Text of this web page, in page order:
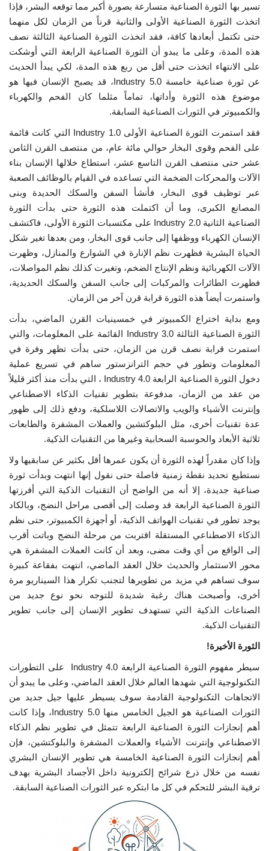
تسير بها الثورة الصناعية متسارعة بصورة أكبر مما توقعه البشر، فإذا
اتخذت الثورة الصناعية الأولى والثانية قرناً من الزمان لكل منهما
حتى تكتمل أبعادها كافة، فقد اتخذت الثورة الصناعية الثالثة نصف
هذه المدة، وعلى ما يبدو أن الثورة الصناعية الرابعة التي أوشكت
على الانتهاء اتخذت حتى أقل من ربع هذه المدة، لكي يبدأ الحديث
عن ثورة صناعية خامسة Industry 5.0، قد يصبح الإنسان فيها هو
موضوع هذه الثورة وأداتها، تماماً مثلما كان الفحم والكهرباء
والكمبيوتر في الثورات الصناعية السابقة.
فقد استمرت الثورة الصناعية الأولى Industry 1.0 التي كانت قائمة
على الفحم وقوى البخار حوالي مائة عام، من منتصف القرن الثامن
عشر حتى منتصف القرن التاسع عشر، استطاع خلالها الإنسان بناء
الآلات والمحركات الضخمة التي تساعده في القيام بالوظائف الصعبة
عبر توظيف قوى البخار، فأنشأ السفن والسكك الحديدة وبنى
المصانع الكبرى، وما أن اكتملت هذه الثورة حتى بدأت الثورة
الصناعية الثانية Industry 2.0 على مكتسبات الثورة الأولى، فاكتشف
الإنسان الكهرباء ووظفها إلى جانب قوى البخار، ومن بعدها تغير شكل
الحياة البشرية فظهرت نظم الإنارة في الشوارع والمنازل، وظهرت
الآلات الكهربائية ونظم الإنتاج الضخم، وتغيرت كذلك نظم المواصلات،
فظهرت الطائرات والمركبات إلى جانب السفن والسكك الحديدية،
واستمرت أيضاً هذه الثورة قرابة قرن آخر من الزمان.
ومع بداية اختراع الكمبيوتر في خمسينيات القرن الماضي، بدأت
الثورة الصناعية الثالثة Industry 3.0 القائمة على المعلومات، والتي
استمرت قرابة نصف قرن من الزمان، حتى بدأت تظهر وفرة في
المعلومات وتطور في حجم الترانزستور ساهم في تسريع عملية
دخول الثورة الصناعية الرابعة Industry 4.0 ، التي بدأت منذ أكثر قليلاً
من عقد من الزمان، مدفوعة بتطوير تقنيات الذكاء الاصطناعي
وإنترنت الأشياء والويب والاتصالات اللاسلكية، ودفع ذلك إلى ظهور
عدة تقنيات أخرى، مثل البلوكتشين والعملات المشفرة والطابعات
ثلاثية الأبعاد والحوسبة السحابية وغيرها من التقنيات الذكية.
وإذا كان مقدراً لهذه الثورة أن يكون عمرها أقل بكثير عن سابقيها ولا
نستطيع تحديد نقطة زمنية فاصلة حتى نقول إنها انتهت وبدأت ثورة
صناعية جديدة، إلا أنه من الواضح أن التقنيات الذكية التي أفرزتها
الثورة الصناعية الرابعة قد وصلت إلى أقصى مراحل النضج، وبالكاد
يوجد تطور في تقنيات الهواتف الذكية، أو أجهزة الكمبيوتر، حتى نظم
الذكاء الاصطناعي المستقلة اقتربت من مرحلة النضج وباتت أقرب
إلى الواقع من أي وقت مضى، وبعد أن كانت العملات المشفرة هي
محور الاستثمار والحديث خلال العقد الماضي، انتهت بفقاعة كبيرة
سوف تساهم في مزيد من تطويرها لتجنب تكرار هذا السيناريو مرة
أخرى، وأصبحت هناك رغبة شديدة للتوجه نحو نوع جديد من
الصناعات الذكية التي تستهدف تطوير الإنسان إلى جانب تطوير
التقنيات الذكية.
الثورة الأخيرة!
سيطر مفهوم الثورة الصناعية الرابعة Industry 4.0 على التطورات
التكنولوجية التي شهدها العالم خلال العقد الماضي، وعلى ما يبدو أن
الاتجاهات التكنولوجية القادمة سوف يسيطر عليها جيل جديد من
الثورات الصناعية هو الجيل الخامس منها Industry 5.0، وإذا كانت
أهم إنجازات الثورة الصناعية الرابعة تتمثل في تطوير نظم الذكاء
الاصطناعي وإنترنت الأشياء والعملات المشفرة والبلوكتشين، فإن
أهم إنجازات الثورة الصناعية الخامسة هي تطوير الإنسان البشري
نفسه من خلال ذرع شرائح إلكترونية داخل الأجساد البشرية بهدف
ترقية البشر للتحكم في كل ما ابتكره عبر الثورات الصناعية السابقة.